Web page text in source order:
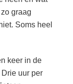
graag
Soms heel
keer in de
uur per